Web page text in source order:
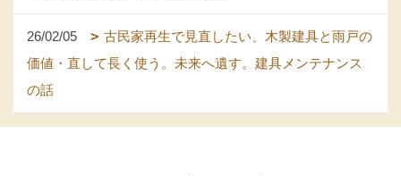
26/02/05
古民家再生で見直したい、木製建具と雨戸の
価値・直して長く使う。未来へ遺す。建具メンテナンス
の話